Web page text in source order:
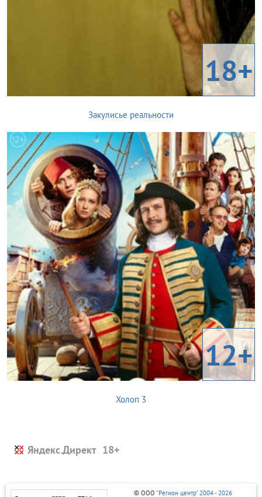
18+
Закулисье реальности
12+
Холоп 3
Яндекс.Директ
© ООО "Регион центр" 2004 - 2026